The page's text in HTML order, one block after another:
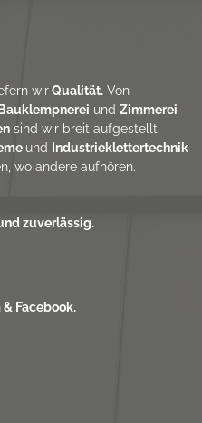
wirQualität. Von
und Zimmerei
sind wir breit aufgestellt.
und Industrieklettertechnik
wo andere aufhören.
zuverlässig.
Facebook.